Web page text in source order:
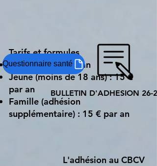
Tarifs et formules
Adulte : 30 € par an
Jeune (moins de 18 ans) : 15 €
par an
Famille (adhésion
supplémentaire) : 15 € par an
L'adhésion au CBCV
Questionnaire santé
BULLETIN D'ADHESION 26-